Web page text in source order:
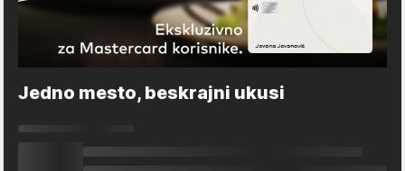
Jedno mesto, beskrajni ukusi